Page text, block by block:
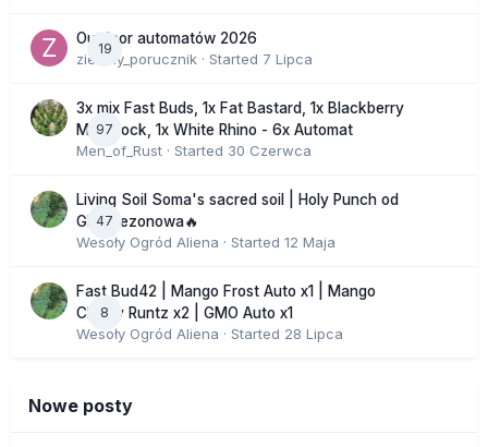
19
Outdoor automatów 2026
zielony_porucznik · Started 7 Lipca
97
3x mix Fast Buds, 1x Fat Bastard, 1x Blackberry
Moonrock, 1x White Rhino - 6x Automat
Men_of_Rust · Started 30 Czerwca
47
Living Soil Soma's sacred soil | Holy Punch od
GHS sezonowa🔥
Wesoły Ogród Aliena · Started 12 Maja
8
Fast Bud42 | Mango Frost Auto x1 | Mango
Cherry Runtz x2 | GMO Auto x1
Wesoły Ogród Aliena · Started 28 Lipca
Nowe posty